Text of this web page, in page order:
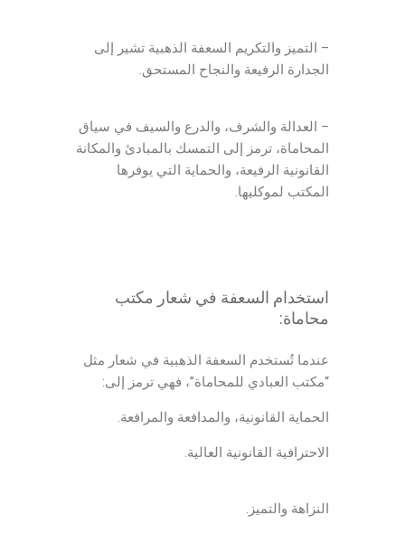
– التميز والتكريم السعفة الذهبية تشير إلى
الجدارة الرفيعة والنجاح المستحق.
– العدالة والشرف، والدرع والسيف في سياق
المحاماة، ترمز إلى التمسك بالمبادئ والمكانة
القانونية الرفيعة، والحماية التي يوفرها
المكتب لموكليها.
استخدام السعفة في شعار مكتب
محاماة:
عندما تُستخدم السعفة الذهبية في شعار مثل
“مكتب العبادي للمحاماة”، فهي ترمز إلى:
الحماية القانونية، والمدافعة والمرافعة.
الاحترافية القانونية العالية.
النزاهة والتميز.